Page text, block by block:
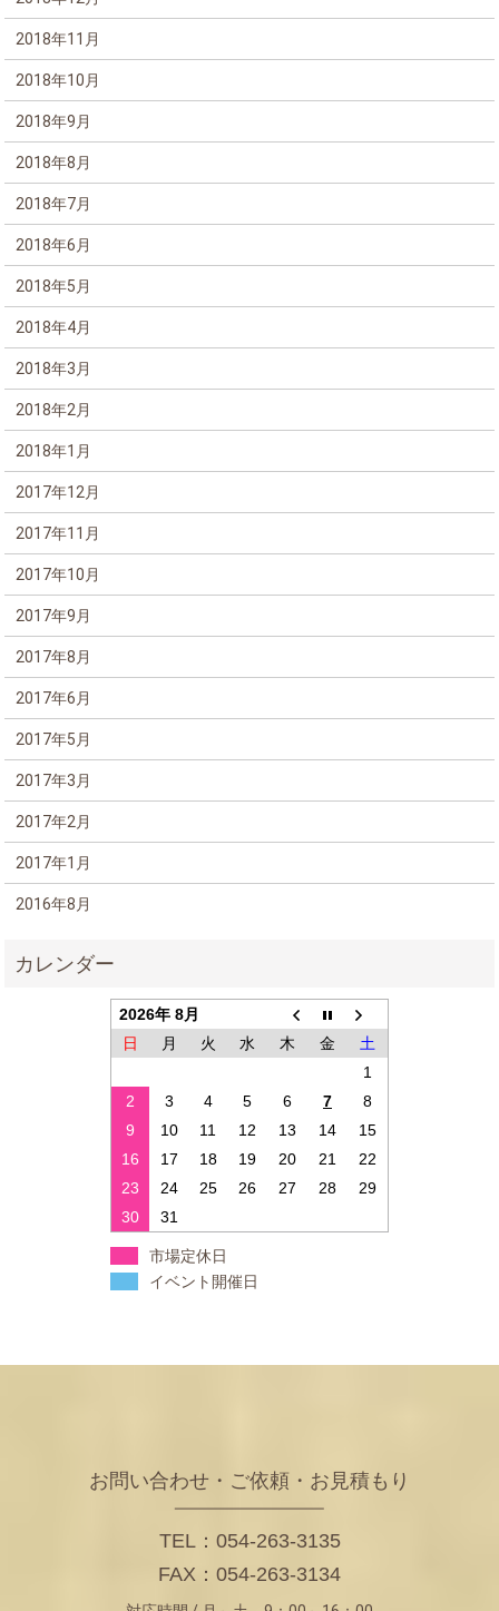
2018年11月
2018年10月
2018年9月
2018年8月
2018年7月
2018年6月
2018年5月
2018年4月
2018年3月
2018年2月
2018年1月
2017年12月
2017年11月
2017年10月
2017年9月
2017年8月
2017年6月
2017年5月
2017年3月
2017年2月
2017年1月
2016年8月
2026年 8月
日
月 火 水 木 金
土
1
2
3 4 5 6 7
8
9
10 11 12 13 14
15
16
17 18 19 20 21
22
23
24 25 26 27 28
29
30
31
市場定休日
イベント開催日
お問い合わせ・ご依頼・お見積もり
TEL：054-263-3135
FAX：054-263-3134